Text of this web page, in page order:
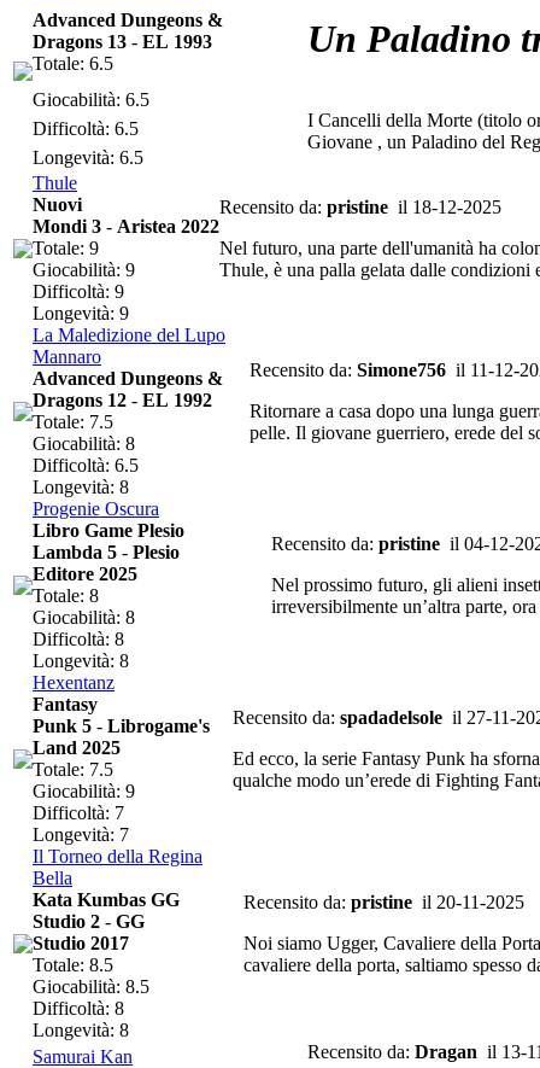
Un Paladino
I Cancelli della Morte (titolo
Giovane , un Paladino del
Advanced Dungeons &
Dragons 13 - EL 1993
Totale: 6.5
Giocabilità: 6.5
Difficoltà: 6.5
Longevità: 6.5
Thule
Recensito da: pristine il 18-12-2025
Nel futuro, una parte dell'umanità ha
Thule, è una palla gelata dalle condizioni
Nuovi
Mondi 3 - Aristea 2022
Totale: 9
Giocabilità: 9
Difficoltà: 9
Longevità: 9
La Maledizione del Lupo
Mannaro
Recensito da: Simone756 il 11-12-
Ritornare a casa dopo una lunga
pelle. Il giovane guerriero, erede del
Advanced Dungeons &
Dragons 12 - EL 1992
Totale: 7.5
Giocabilità: 8
Difficoltà: 6.5
Longevità: 8
Progenie Oscura
Recensito da: pristine il 04-12-
Nel prossimo futuro, gli alieni
irreversibilmente un’altra parte,
Libro Game Plesio
Lambda 5 - Plesio
Editore 2025
Totale: 8
Giocabilità: 8
Difficoltà: 8
Longevità: 8
Hexentanz
Recensito da: spadadelsole il 27-11-
Ed ecco, la serie Fantasy Punk ha
qualche modo un’erede di Fighting
Fantasy
Punk 5 - Librogame's
Land 2025
Totale: 7.5
Giocabilità: 9
Difficoltà: 7
Longevità: 7
Il Torneo della Regina
Bella
Recensito da: pristine il 20-11-2025
Noi siamo Ugger, Cavaliere della
cavaliere della porta, saltiamo spesso
Kata Kumbas GG
Studio 2 - GG
Studio 2017
Totale: 8.5
Giocabilità: 8.5
Difficoltà: 8
Longevità: 8
Samurai Kan
Recensito da: Dragan il 13-